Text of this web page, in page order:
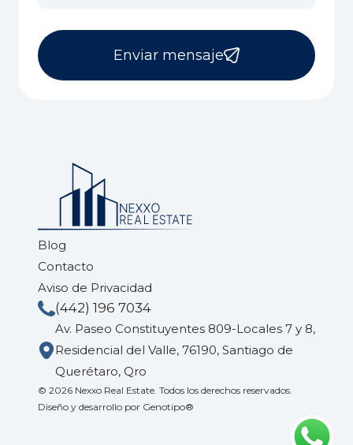
Enviar mensaje
Blog
Contacto
Aviso de Privacidad
(442) 196 7034
Av. Paseo Constituyentes 809-Locales 7 y 8,
Residencial del Valle, 76190, Santiago de
Querétaro, Qro
© 2026 Nexxo Real Estate. Todos los derechos reservados.
Diseño y desarrollo por Genotipo®